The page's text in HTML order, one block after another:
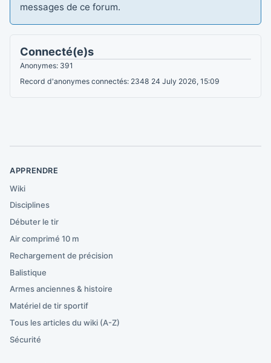
messages de ce forum.
Connecté(e)s
Anonymes: 391
Record d'anonymes connectés: 2348 24 July 2026, 15:09
APPRENDRE
Wiki
Disciplines
Débuter le tir
Air comprimé 10 m
Rechargement de précision
Balistique
Armes anciennes & histoire
Matériel de tir sportif
Tous les articles du wiki (A-Z)
Sécurité